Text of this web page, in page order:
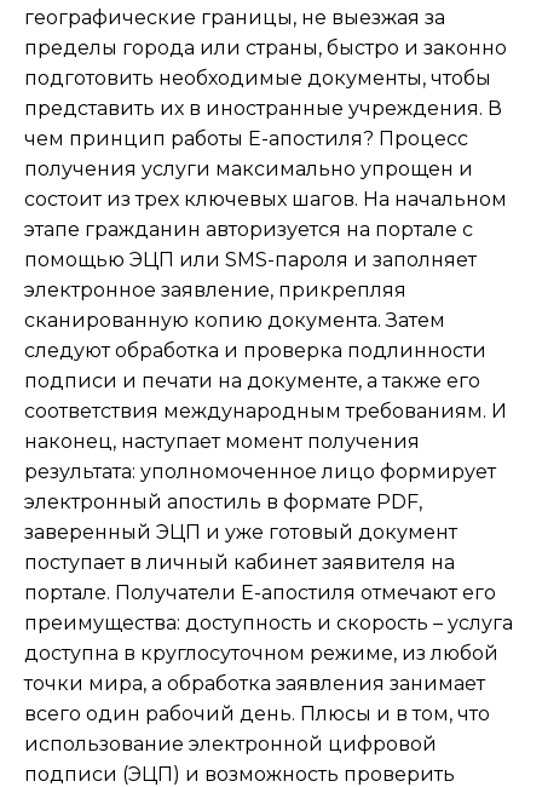
географические границы, не выезжая за
пределы города или страны, быстро и законно
подготовить необходимые документы, чтобы
представить их в иностранные учреждения. В
чем принцип работы E-апостиля? Процесс
получения услуги максимально упрощен и
состоит из трех ключевых шагов. На начальном
этапе гражданин авторизуется на портале с
помощью ЭЦП или SMS-пароля и заполняет
электронное заявление, прикрепляя
сканированную копию документа. Затем
следуют обработка и проверка подлинности
подписи и печати на документе, а также его
соответствия международным требованиям. И
наконец, наступает момент получения
результата: уполномоченное лицо формирует
электронный апостиль в формате PDF,
заверенный ЭЦП и уже готовый документ
поступает в личный кабинет заявителя на
портале. Получатели Е-апостиля отмечают его
преимущества: доступность и скорость – услуга
доступна в круглосуточном режиме, из любой
точки мира, а обработка заявления занимает
всего один рабочий день. Плюсы и в том, что
использование электронной цифровой
подписи (ЭЦП) и возможность проверить